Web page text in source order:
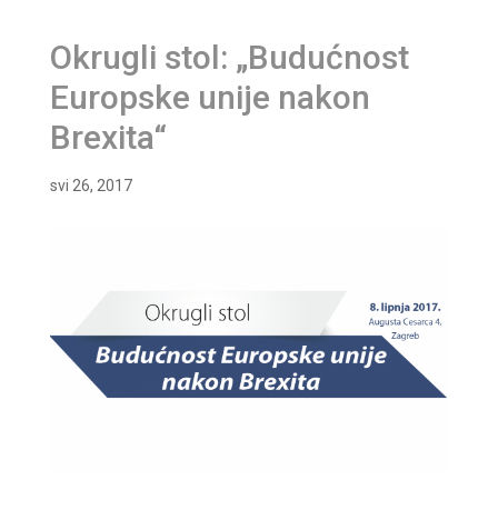
Okrugli stol: „Budućnost
Europske unije nakon
Brexita“
svi 26, 2017